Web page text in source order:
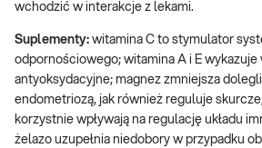
wchodzić w interakcje z lekami.
Suplementy: witamina C to stymulator
odpornościowego; witamina A i E wykazuje
antyoksydacyjne; magnez zmniejsza
endometriozą, jak również reguluje
korzystnie wpływają na regulację układu
żelazo uzupełnia niedobory w przypadku